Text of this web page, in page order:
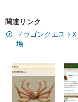
関連リンク
ドラゴンクエスト
場